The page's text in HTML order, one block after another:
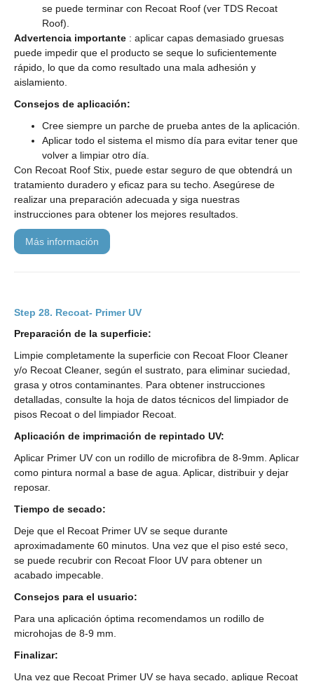
se puede terminar con Recoat Roof (ver TDS Recoat
Roof).
Advertencia importante : aplicar capas demasiado gruesas
puede impedir que el producto se seque lo suficientemente
rápido, lo que da como resultado una mala adhesión y
aislamiento.
Consejos de aplicación:
Cree siempre un parche de prueba antes de la aplicación.
Aplicar todo el sistema el mismo día para evitar tener que
volver a limpiar otro día.
Con Recoat Roof Stix, puede estar seguro de que obtendrá un
tratamiento duradero y eficaz para su techo. Asegúrese de
realizar una preparación adecuada y siga nuestras
instrucciones para obtener los mejores resultados.
más información
Recoat- Primer UV
Preparación de la superficie:
Limpie completamente la superficie con Recoat Floor Cleaner
y/o Recoat Cleaner, según el sustrato, para eliminar suciedad,
grasa y otros contaminantes. Para obtener instrucciones
detalladas, consulte la hoja de datos técnicos del limpiador de
pisos Recoat o del limpiador Recoat.
Aplicación de imprimación de repintado UV:
Aplicar Primer UV con un rodillo de microfibra de 8-9mm. Aplicar
como pintura normal a base de agua. Aplicar, distribuir y dejar
reposar.
Tiempo de secado:
Deje que el Recoat Primer UV se seque durante
aproximadamente 60 minutos. Una vez que el piso esté seco,
se puede recubrir con Recoat Floor UV para obtener un
acabado impecable.
Consejos para el usuario:
Para una aplicación óptima recomendamos un rodillo de
microhojas de 8-9 mm.
Finalizar:
Una vez que Recoat Primer UV se haya secado, aplique Recoat